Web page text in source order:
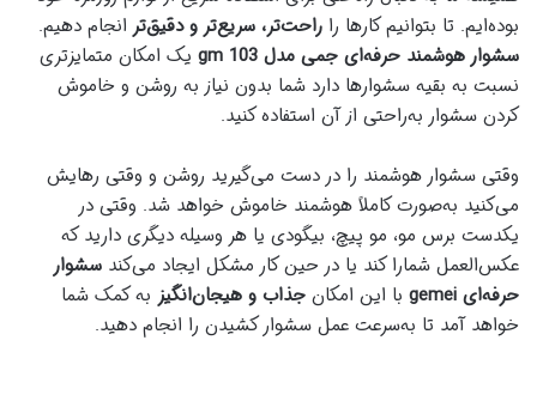
بوده‌ایم. تا بتوانیم کارها را راحت‌تر، سریع‌تر و دقیق‌تر انجام دهیم.
سشوار هوشمند حرفه‌ای جمی مدل gm 103 یک امکان متمایزتری
نسبت به بقیه سشوارها دارد شما بدون نیاز به روشن و خاموش
کردن سشوار به‌راحتی از آن استفاده کنید.
وقتی سشوار هوشمند را در دست می‌گیرید روشن و وقتی رهایش
می‌کنید به‌صورت کاملاً هوشمند خاموش خواهد شد. وقتی در
یکدست برس مو، مو پیچ، بیگودی یا هر وسیله دیگری دارید که
عکس‌العمل شمارا کند یا در حین کار مشکل ایجاد می‌کند سشوار
حرفه‌ای gemei با این امکان جذاب و هیجان‌انگیز به کمک شما
خواهد آمد تا به‌سرعت عمل سشوار کشیدن را انجام دهید.